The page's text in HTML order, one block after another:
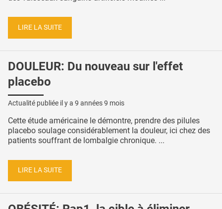
LIRE LA SUITE
DOULEUR: Du nouveau sur l'effet
placebo
Actualité publiée il y a 9 années 9 mois
Cette étude américaine le démontre, prendre des pilules
placebo soulage considérablement la douleur, ici chez des
patients souffrant de lombalgie chronique. ...
LIRE LA SUITE